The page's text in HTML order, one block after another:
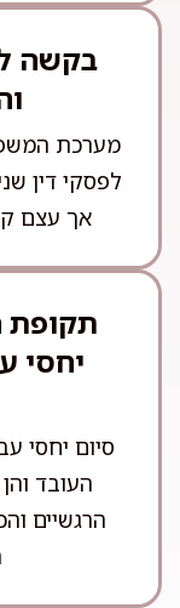
בקשה
מערכת
לפסקי דין
אך עצם
תקופת
יחסי
סיום יחסי
העובד
הרגשיים